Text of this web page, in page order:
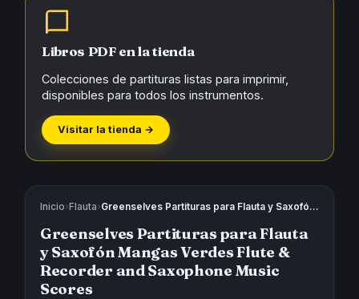
Libros PDF en la tienda
Colecciones de partituras listas para imprimir,
disponibles para todos los instrumentos.
Visitar la tienda →
Inicio›Flauta› Greenselves Partituras para Flauta y Saxofón Mangas Verdes Flute & Recorder and Saxophone Music Scores
Greenselves Partituras para Flauta
y Saxofón Mangas Verdes Flute &
Recorder and Saxophone Music
Scores